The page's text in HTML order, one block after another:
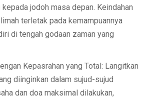
jodoh masa depan. Keindahan
terletak pada kemampuannya
di tengah godaan zaman yang
Kepasrahan yang Total: Langitkan
diinginkan dalam sujud-sujud
dan doa maksimal dilakukan,